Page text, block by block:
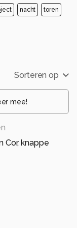
nacht toren
Sorteren op
mee!
Cor, knappe